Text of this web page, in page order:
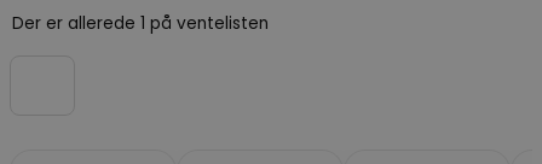
Der er allerede 1 på ventelisten